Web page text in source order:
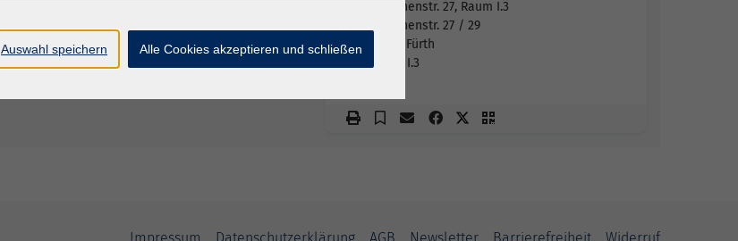
Hirschenstr. 27, Raum I.3
Hirschenstr. 27 / 29
90762 Fürth
Raum I.3
Auswahl speichern Alle Cookies akzeptieren und schließen